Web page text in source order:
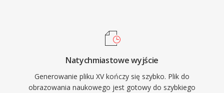
Natychmiastowe wyjście
Generowanie pliku XV kończy się szybko. Plik do
obrazowania naukowego jest gotowy do szybkiego